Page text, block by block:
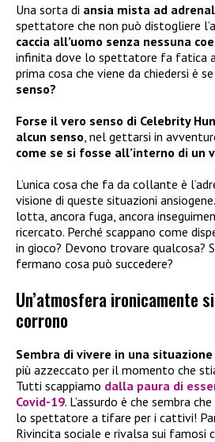
Una sorta di ansia mista ad
spettatore che non può distogliere
caccia all’uomo senza nessuna
infinita dove lo spettatore fa fatica
prima cosa che viene da chiedersi è se
senso?
Forse il vero senso di Celebrity
alcun senso , nel gettarsi in
come se si fosse all’interno di un
L’unica cosa che fa da collante è
visione di queste situazioni
lotta, ancora fuga, ancora
ricercato. Perché scappano come
in gioco? Devono trovare qualcosa?
fermano cosa può succedere?
Un’atmosfera ironicamente
corrono
Sembra di vivere in una
più azzeccato per il momento che
Tutti scappiamo dalla paura di
Covid-19. L’assurdo è che sembra
lo spettatore a tifare per i cattivi!
Rivincita sociale e rivalsa sui famosi